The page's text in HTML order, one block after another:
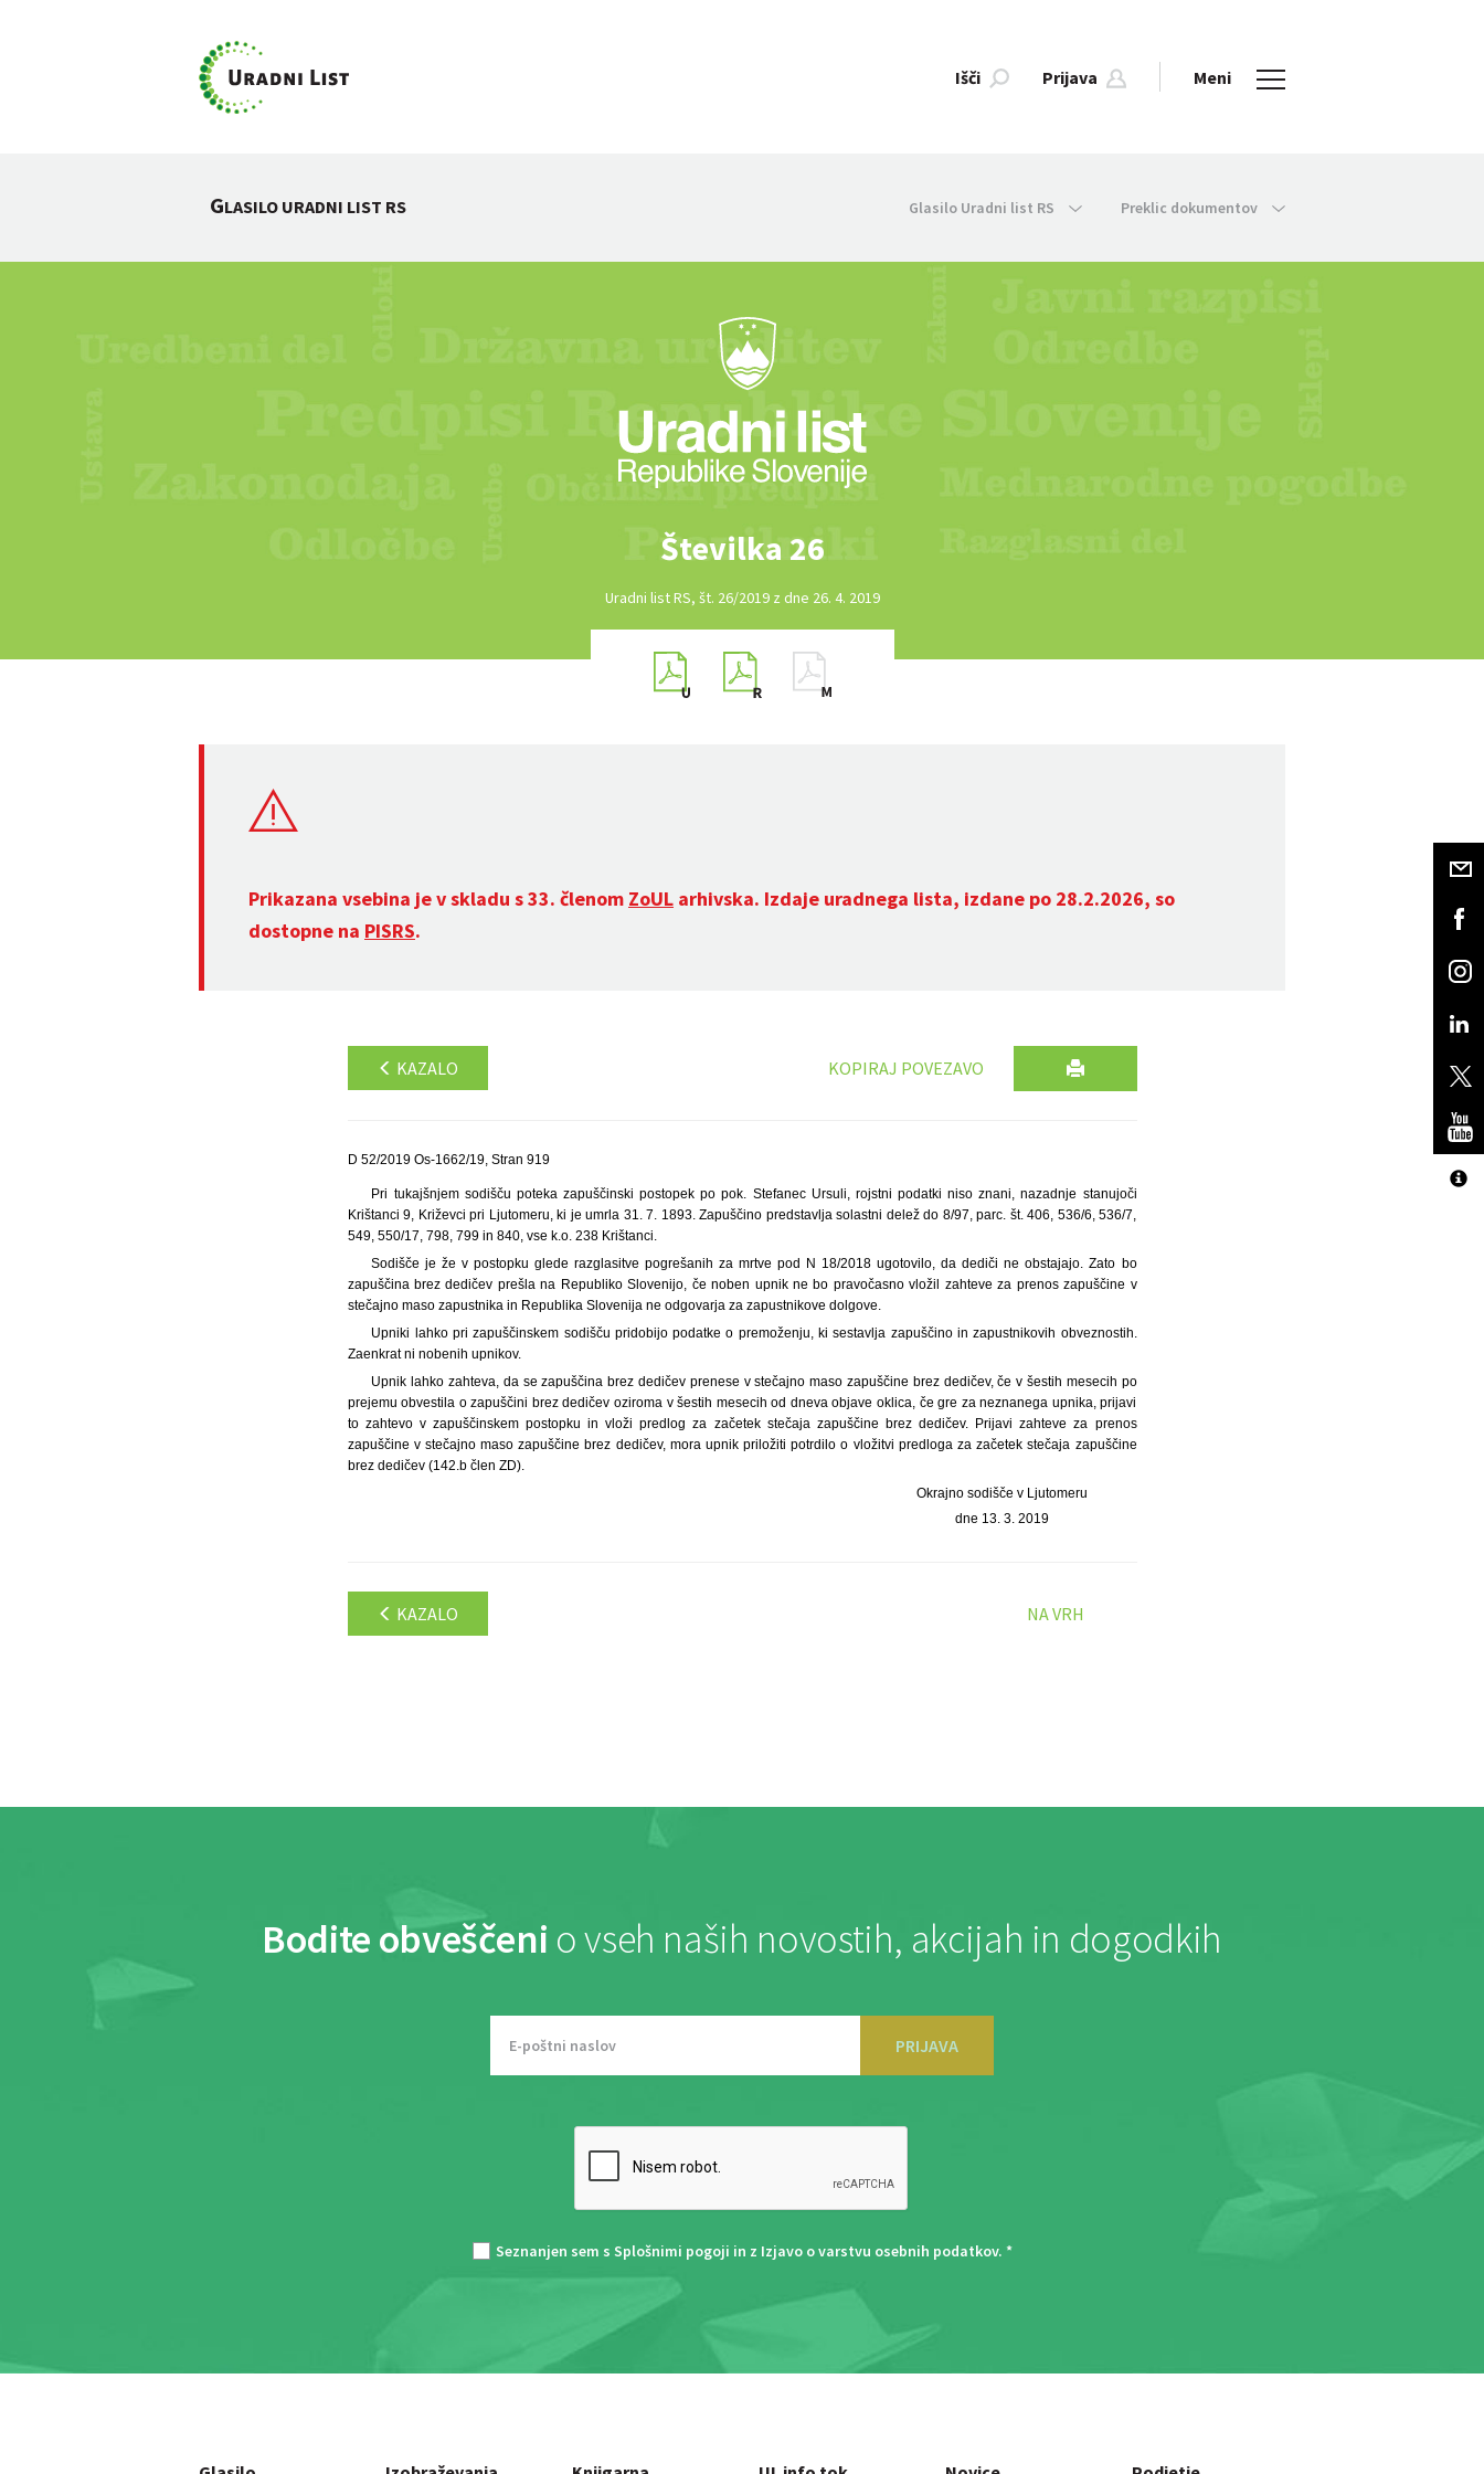
Išči Prijava Meni
GLASILO URADNI LIST RS Glasilo Uradni list RS Preklic dokumentov
Številka 26
Uradni list RS, št. 26/2019 z dne 26. 4. 2019
Prikazana vsebina je v skladu s 33. členom ZoUL arhivska. Izdaje uradnega lista, izdane po 28.2.2026, so
dostopne na PISRS.
KAZALO KOPIRAJ POVEZAVO
D 52/2019 Os-1662/19, Stran 919
Pri tukajšnjem sodišču poteka zapuščinski postopek po pok. Stefanec Ursuli, rojstni podatki niso znani, nazadnje stanujoči
Krištanci 9, Križevci pri Ljutomeru, ki je umrla 31. 7. 1893. Zapuščino predstavlja solastni delež do 8/97, parc. št. 406, 536/6, 536/7,
549, 550/17, 798, 799 in 840, vse k.o. 238 Krištanci.
Sodišče je že v postopku glede razglasitve pogrešanih za mrtve pod N 18/2018 ugotovilo, da dediči ne obstajajo. Zato bo
zapuščina brez dedičev prešla na Republiko Slovenijo, če noben upnik ne bo pravočasno vložil zahteve za prenos zapuščine v
stečajno maso zapustnika in Republika Slovenija ne odgovarja za zapustnikove dolgove.
Upniki lahko pri zapuščinskem sodišču pridobijo podatke o premoženju, ki sestavlja zapuščino in zapustnikovih obveznostih.
Zaenkrat ni nobenih upnikov.
Upnik lahko zahteva, da se zapuščina brez dedičev prenese v stečajno maso zapuščine brez dedičev, če v šestih mesecih po
prejemu obvestila o zapuščini brez dedičev oziroma v šestih mesecih od dneva objave oklica, če gre za neznanega upnika, prijavi
to zahtevo v zapuščinskem postopku in vloži predlog za začetek stečaja zapuščine brez dedičev. Prijavi zahteve za prenos
zapuščine v stečajno maso zapuščine brez dedičev, mora upnik priložiti potrdilo o vložitvi predloga za začetek stečaja zapuščine
brez dedičev (142.b člen ZD).
Okrajno sodišče v Ljutomeru
dne 13. 3. 2019
KAZALO NA VRH
Bodite obveščeni o vseh naših novostih, akcijah in dogodkih
PRIJAVA
Seznanjen sem s Splošnimi pogoji in z Izjavo o varstvu osebnih podatkov. *